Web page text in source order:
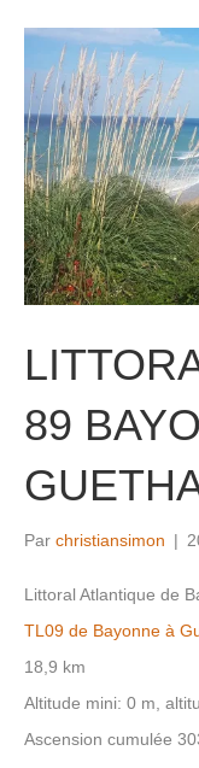
89
Par christiansimon |
Littoral Atlantique de
TL09 de Bayonne à
18,9 km
Altitude mini: 0 m,
Ascension cumulée